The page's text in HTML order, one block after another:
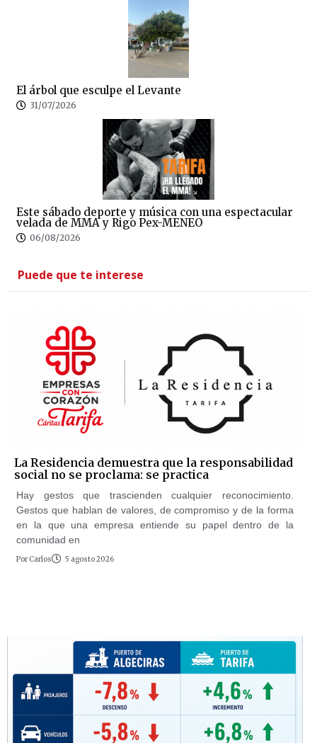
El árbol que esculpe el Levante
31/07/2026
Este sábado deporte y música con una espectacular
velada de MMA y Rigo Pex-MENEO
06/08/2026
Puede que te interese
La Residencia demuestra que la responsabilidad
social no se proclama: se practica
Hay gestos que trascienden cualquier reconocimiento.
Gestos que hablan de valores, de compromiso y de la forma
en la que una empresa entiende su papel dentro de la
comunidad en
Por Carlos 5 agosto 2026